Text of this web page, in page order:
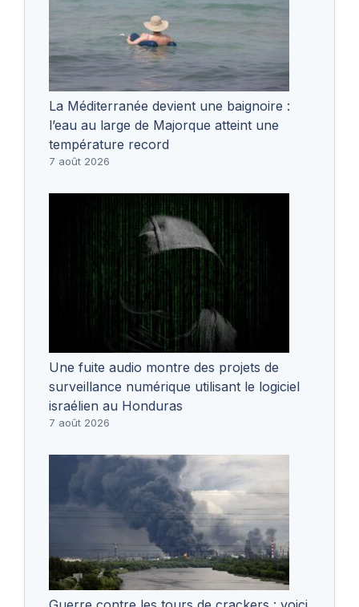
La Méditerranée devient une baignoire :
l’eau au large de Majorque atteint une
température record
7 août 2026
Une fuite audio montre des projets de
surveillance numérique utilisant le logiciel
israélien au Honduras
7 août 2026